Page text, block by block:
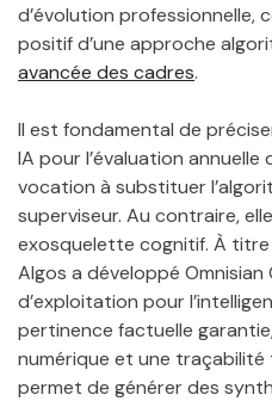
d’évolution professionnelle,
positif d’une approche
avancée des cadres.
Il est fondamental de
IA pour l’évaluation
vocation à substituer
superviseur. Au contraire,
exosquelette cognitif. À titre
Algos a développé Omnisian
d’exploitation pour
pertinence factuelle
numérique et une
permet de générer des